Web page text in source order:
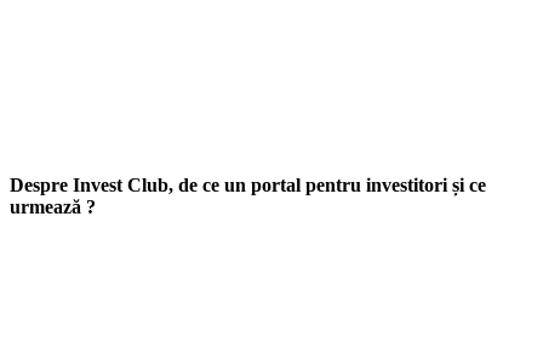
Despre Invest Club, de ce un portal pentru investitori și ce
urmează ?